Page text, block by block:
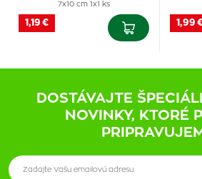
7x10 cm 1x1 ks
1,19 € 1,99
DOSTÁVAJTE
NOVINKY, KTORÉ